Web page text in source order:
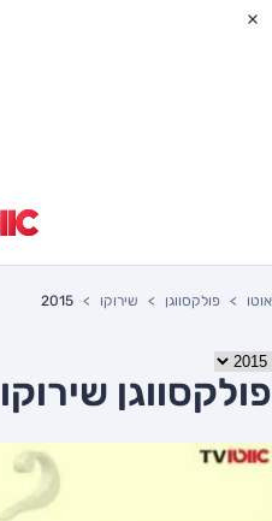
אוטו פולקסווגן שירוקו 2015
פולקסווגן שירוקו 2015 יד שניה